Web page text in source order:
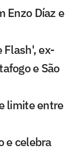
Enzo Díaz e
Flash', ex-
e São
limite entre
e celebra